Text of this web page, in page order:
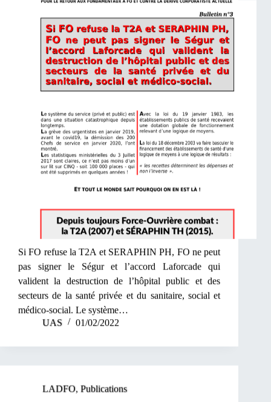
Si FO refuse la T2A et SERAPHIN PH, FO ne peut
pas signer le Ségur et l’accord Laforcade qui
valident la destruction de l’hôpital public et des
secteurs de la santé privée et du sanitaire, social et
médico-social. Le système…
UAS
01/02/2022
LADFO Publications